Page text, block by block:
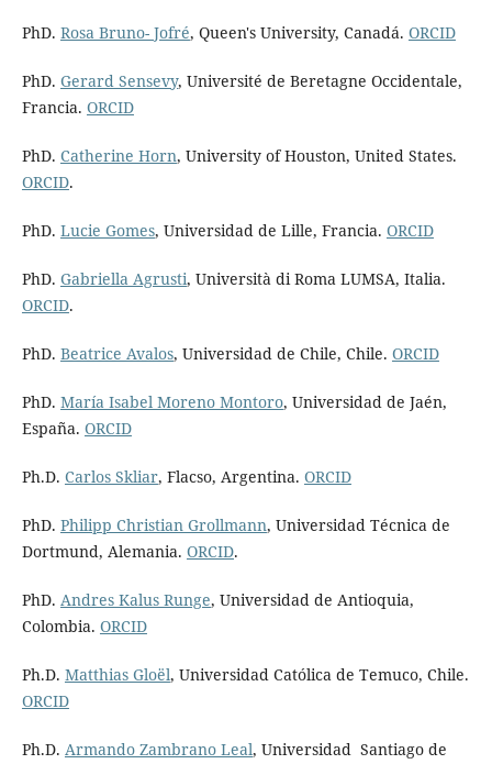
PhD. Rosa Bruno- Jofré, Queen's University, Canadá. ORCID
PhD. Gerard Sensevy, Université de Beretagne Occidentale,
Francia. ORCID
PhD. Catherine Horn, University of Houston, United States.
ORCID.
PhD. Lucie Gomes, Universidad de Lille, Francia. ORCID
PhD. Gabriella Agrusti, Università di Roma LUMSA, Italia.
ORCID.
PhD. Beatrice Avalos, Universidad de Chile, Chile. ORCID
PhD. María Isabel Moreno Montoro, Universidad de Jaén,
España. ORCID
Ph.D. Carlos Skliar, Flacso, Argentina. ORCID
PhD. Philipp Christian Grollmann, Universidad Técnica de
Dortmund, Alemania. ORCID.
PhD. Andres Kalus Runge, Universidad de Antioquia,
Colombia. ORCID
Ph.D. Matthias Gloël, Universidad Católica de Temuco, Chile.
ORCID
Ph.D. Armando Zambrano Leal, Universidad Santiago de